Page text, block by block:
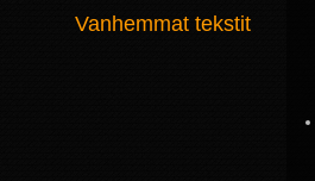
Vanhemmat tekstit